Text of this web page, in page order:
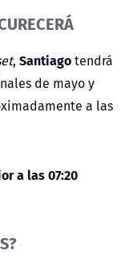
, Santiagotendrá
de mayo y
a las
a las 07:20